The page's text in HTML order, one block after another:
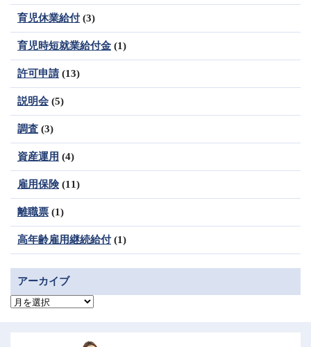
育児休業給付(3)
育児時短就業給付金 (1)
許可申請 (13)
説明会 (5)
調査 (3)
資産運用 (4)
雇用保険(11)
離職票 (1)
高年齢雇用継続給付(1)
アーカイブ
ア